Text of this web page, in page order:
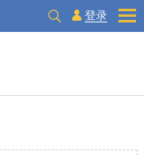
登录